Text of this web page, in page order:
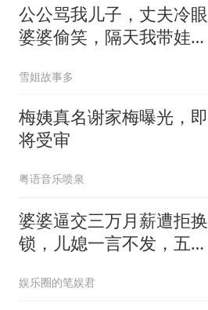
公公骂我儿子，丈夫冷眼
婆婆偷笑，隔天我带娃改
雪姐故事多
梅姨真名谢家梅曝光，即
将受审
粤语音乐喷泉
婆婆逼交三万月薪遭拒换
锁，儿媳一言不发，五天
娱乐圈的笔娱君